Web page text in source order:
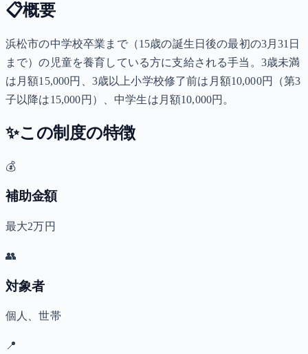
📋概要
浜松市の中学校卒業まで（15歳の誕生日後の最初の3月31日
まで）の児童を養育している方に支給される手当。3歳未満
は月額15,000円、3歳以上小学校修了前は月額10,000円（第3
子以降は15,000円）、中学生は月額10,000円。
✨この制度の特徴
💰
補助金額
最大2万円
👥
対象者
個人、世帯
📍